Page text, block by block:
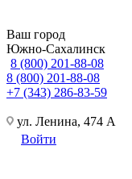
Ваш город
Южно-Сахалинск
8 (800) 201-88-08
8 (800) 201-88-08
+7 (343) 286-83-59
ул. Ленина, 474 А
Войти